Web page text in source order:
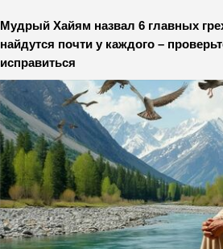
Мудрый Хайям назвал 6 главных
найдутся почти у каждого –
исправиться